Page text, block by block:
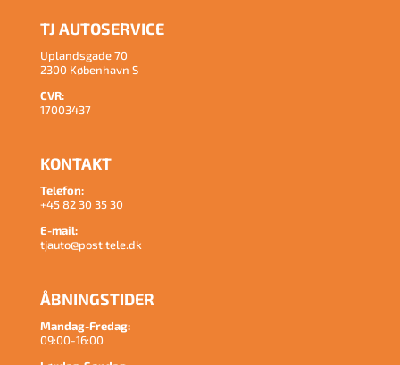
TJ AUTOSERVICE
Uplandsgade 70
2300 København S
CVR:
17003437
KONTAKT
Telefon:
+45 82 30 35 30
E-mail:
tjauto@post.tele.dk
ÅBNINGSTIDER
Mandag-Fredag:
09:00-16:00